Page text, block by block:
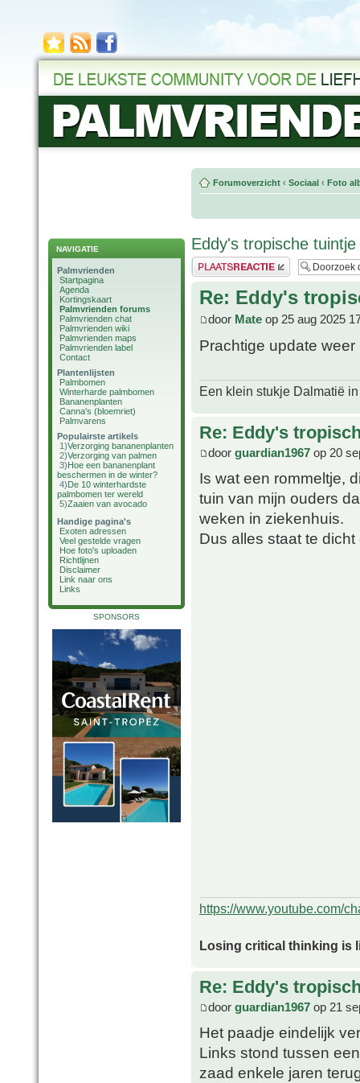
NAVIGATIE
Palmvrienden
Startpagina
Agenda
Kortingskaart
Palmvrienden forums
Palmvrienden chat
Palmvrienden wiki
Palmvrienden maps
Palmvrienden label
Contact
Plantenlijsten
Palmbomen
Winterharde palmbomen
Bananenplanten
Canna's (bloemriet)
Palmvarens
Populairste artikels
1)Verzorging bananenplanten
2)Verzorging van palmen
3)Hoe een bananenplant
beschermen in de winter?
4)De 10 winterhardste
palmbomen ter wereld
5)Zaaien van avocado
Handige pagina's
Exoten adressen
Veel gestelde vragen
Hoe foto's uploaden
Richtlijnen
Disclaimer
Link naar ons
Links
SPONSORS
Forumoverzicht ‹ Sociaal ‹ Foto
Eddy's tropische
Plaats een reactie
Re: Eddy's
door Mate op 25 aug 2025
Prachtige update
Een klein stukje Dalmatië
Re: Eddy's
door guardian1967 op 20
Is wat een rommeltje,
tuin van mijn ouders
weken in ziekenhuis.
Dus alles staat te
https://www.youtube.com/
Losing critical thinking is
Re: Eddy's
door guardian1967 op 21
Het paadje eindelijk
Links stond tussen
zaad enkele jaren